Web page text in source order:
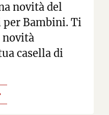
novità del
per Bambini. Ti
novità
casella di